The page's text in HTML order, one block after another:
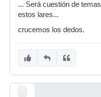
... Será cuestión de
estos lares...
crucemos los dedos.